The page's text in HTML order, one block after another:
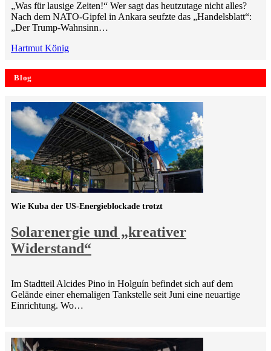
„Was für lausige Zeiten!“ Wer sagt das heutzutage nicht alles?
Nach dem NATO-Gipfel in Ankara seufzte das „Handelsblatt“:
„Der Trump-Wahnsinn…
Hartmut König
Blog
Solarenergie und „kreativer
Widerstand“
Wie Kuba der US-Energieblockade trotzt
Im Stadtteil Alcides Pino in Holguín befindet sich auf dem
Gelände einer ehemaligen Tankstelle seit Juni eine neuartige
Einrichtung. Wo…